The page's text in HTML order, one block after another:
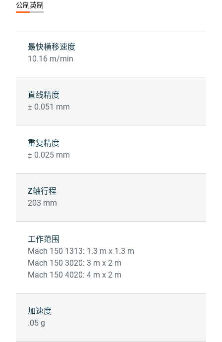
公制​英制​
最快横移速度
10.16 m/min
直线精度
± 0.051 mm
重复精度
± 0.025 mm
Z轴行程
203 mm
工作范围
Mach 150 1313: 1.3 m x 1.3 m
Mach 150 3020: 3 m x 2 m
Mach 150 4020: 4 m x 2 m
加速度
.05 g